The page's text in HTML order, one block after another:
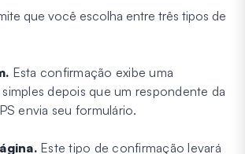
que você escolha entre três tipos de
Esta confirmação exibe uma
depois que um respondente da
envia seu formulário.
Este tipo de confirmação levará